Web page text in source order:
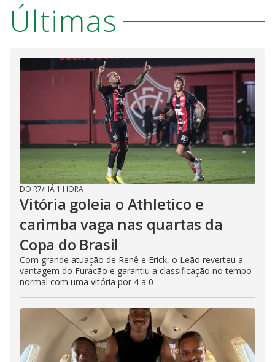
Últimas
DO R7/HÁ 1 HORA
Vitória goleia o Athletico e
carimba vaga nas quartas da
Copa do Brasil
Com grande atuação de Renê e Erick, o Leão reverteu a
vantagem do Furacão e garantiu a classificação no tempo
normal com uma vitória por 4 a 0